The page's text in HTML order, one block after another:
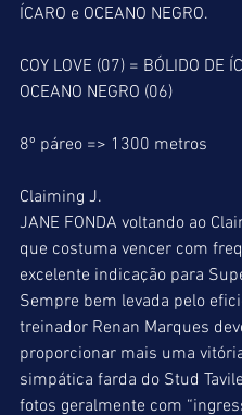
ÍCARO e OCEANO NEGRO.
COY LOVE (07) = BÓLIDO DE
OCEANO NEGRO (06)
8º páreo => 1300 metros
Claiming J.
JANE FONDA voltando ao
que costuma vencer com
excelente indicação para
Sempre bem levada pelo
treinador Renan Marques
proporcionar mais uma
simpática farda do Stud
fotos geralmente com